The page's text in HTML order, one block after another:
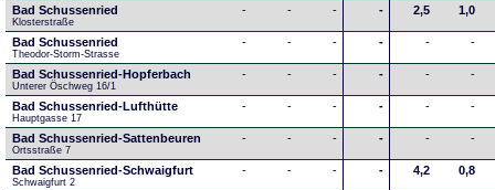
Bad Schussenried
Klosterstraße
- - - - 2,5 1,0
Bad Schussenried
Theodor-Storm-Strasse
- - - - - -
Bad Schussenried-Hopferbach
Unterer Öschweg 16/1
- - - - - -
Bad Schussenried-Lufthütte
Hauptgasse 17
- - - - - -
Bad Schussenried-Sattenbeuren
Ortsstraße 7
- - - - - -
Bad Schussenried-Schwaigfurt
Schwaigfurt 2
- - - - 4,2 0,8